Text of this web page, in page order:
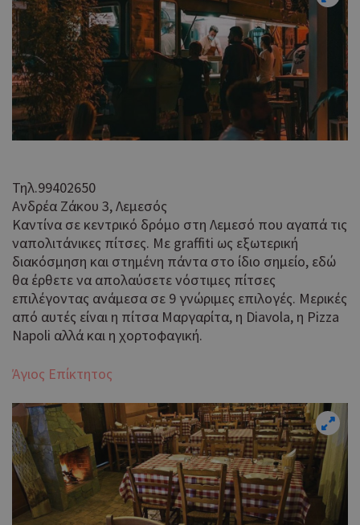
Τηλ.99402650
Ανδρέα Ζάκου 3, Λεμεσός
Καντίνα σε κεντρικό δρόμο στη Λεμεσό που αγαπά τις
ναπολιτάνικες πίτσες. Με graffiti ως εξωτερική
διακόσμηση και στημένη πάντα στο ίδιο σημείο, εδώ
θα έρθετε να απολαύσετε νόστιμες πίτσες
επιλέγοντας ανάμεσα σε 9 γνώριμες επιλογές. Μερικές
από αυτές είναι η πίτσα Μαργαρίτα, η Diavola, η Pizza
Napoli αλλά και η χορτοφαγική.
Άγιος Επίκτητος